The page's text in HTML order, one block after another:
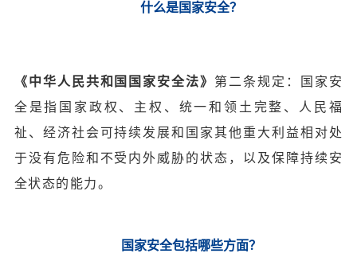
什么是国家安全？
《中华人民共和国国家安全法》 第二条规定：国家安
全是指国家政权、主权、统一和领土完整、人民福
祉、经济社会可持续发展和国家其他重大利益相对处
于没有危险和不受内外威胁的状态，以及保障持续安
全状态的能力。
国家安全包括哪些方面？